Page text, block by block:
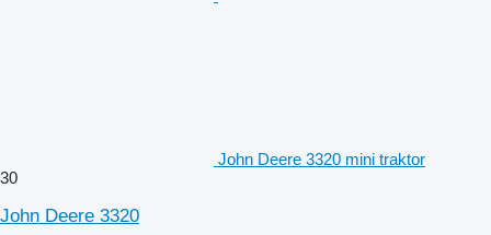
John Deere 3320 mini traktor
30
John Deere 3320